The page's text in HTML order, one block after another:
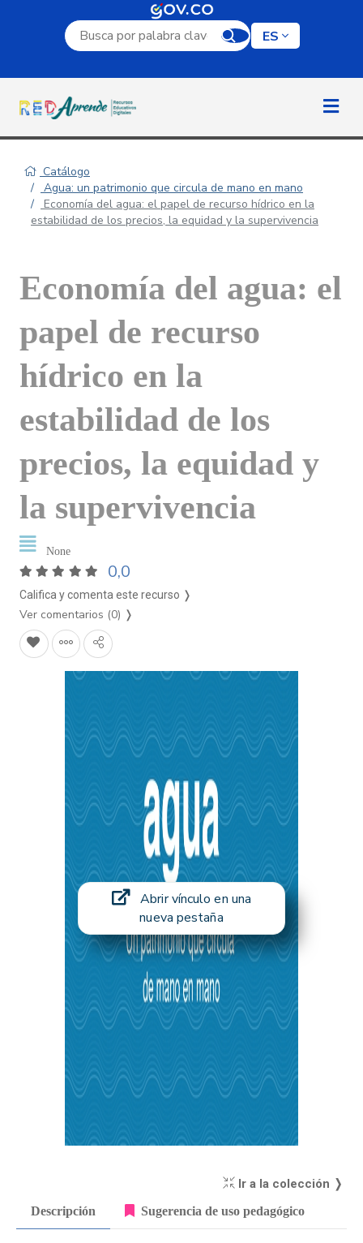
Campo de búsqueda por palabra clave
ES
Catálogo
Agua: un patrimonio que circula de mano en mano
Economía del agua: el papel de recurso hídrico en la
estabilidad de los precios, la equidad y la supervivencia
Economía del agua: el
papel de recurso
hídrico en la
estabilidad de los
precios, la equidad y
la supervivencia
None
0,0
Califica y comenta este recurso ❭
Ver comentarios (0) ❭
Abrir vínculo en una
nueva pestaña
Ir a la colección ❭
Descripción Sugerencia de uso pedagógico